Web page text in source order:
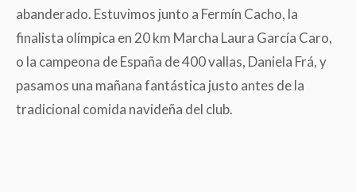
abanderado. Estuvimos junto a Fermín Cacho, la
finalista olímpica en 20 km Marcha Laura García Caro,
o la campeona de España de 400 vallas, Daniela Frá, y
pasamos una mañana fantástica justo antes de la
tradicional comida navideña del club.